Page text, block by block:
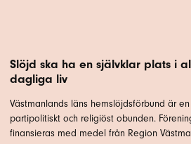
Slöjd ska ha en självklar plats i
dagliga liv
Västmanlands läns hemslöjdsförbund är
partipolitiskt och religiöst obunden.
finansieras med medel från Region